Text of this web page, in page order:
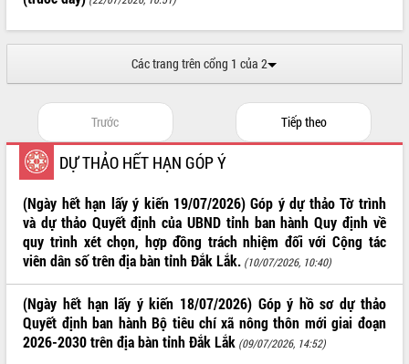
công tác cải cách thủ tục hành chính
thi Sáng tạo Kỹ thuật 2024 - 2025
Đắk Lắk rà soát, điều chỉnh Đề án 190
về phát triển nuôi trồng thủy sản
Phó Chủ tịch UBND tỉnh Đắk Lắk
Trương Công Thái kiểm tra thực địa
Dự án cao tốc Khánh Hòa - Buôn Ma
Thuột
Định vị cà phê Việt Nam như một “di
sản sống” trong dòng chảy toàn cầu
Xây dựng nông thôn mới: Nâng cao đời
sống người dân từ những mô hình thiết
thực
Quyết liệt tháo gỡ vướng mắc, đẩy
Các trang trên cổng 1 của 2
Trước Tiếp theo
DỰ THẢO HẾT HẠN GÓP Ý
(Ngày hết hạn lấy ý kiến 19/07/2026) Góp ý dự thảo Tờ trình
và dự thảo Quyết định của UBND tỉnh ban hành Quy định về
quy trình xét chọn, hợp đồng trách nhiệm đối với Cộng tác
viên dân số trên địa bàn tỉnh Đắk Lắk. (10/07/2026, 10:40)
(Ngày hết hạn lấy ý kiến 18/07/2026) Góp ý hồ sơ dự thảo
Quyết định ban hành Bộ tiêu chí xã nông thôn mới giai đoạn
2026-2030 trên địa bàn tỉnh Đắk Lắk (09/07/2026, 14:52)